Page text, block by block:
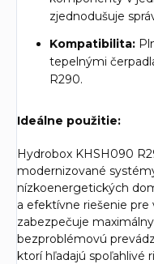
zjednodušuje
Kompatibilita:
tepelnými
R290.
Ideálne použitie:
Hydrobox KHSH090
modernizované
nízkoenergetických
a efektívne riešenie
zabezpečuje
bezproblémovú
ktorí hľadajú spoľahlivé